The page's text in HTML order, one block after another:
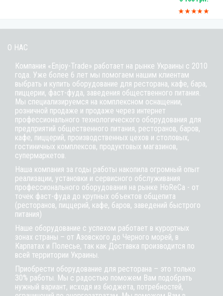
О НАС
Компания «Enjoy-Trade» работает на рынке Украины с 2010
года. Уже более 6 лет мы помогаем нашим клиентам
выбрать и купить оборудование для ресторана, кафе, бара,
пиццерии, фаст-фуда, заведения общественного питания.
Мы специализируемся на комплексном оснащении,
розничной продаже и продаже через интернет
профессионального технологического оборудования для
предприятий общественного питания, ресторанов, баров,
кафе, пиццерий, производственных цехов и столовых,
гостиничных комплексов, продуктовых магазинов,
супермаркетов.
Наша компания за годы работы накопила огромный опыт
реализации, установки и сервисного обслуживания
профессионального оборудования на рынке HoReCa - от
точек фаст-фуда до крупных объектов общепита
(ресторанов, пиццерий, кафе, баров, заведений быстрого
питания)
Наше оборудование с успехом работает в курортных
зонах страны – от Азовского до Черного морей, в
Карпатах и Полесье, так как Доставка производится по
всей территории Украины.
Приобрести оборудование для ресторана – это только
30% работы. Мы с радостью поможем Вам подобрать
нужный вариант, исходя из бюджета, потребностей,